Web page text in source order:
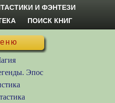
И ФЭНТЕЗИ
ПОИСК КНИГ
Эпос